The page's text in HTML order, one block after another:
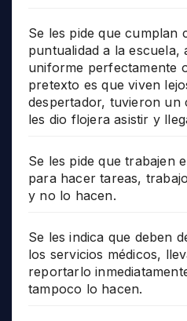
Se les pide que cumplan
puntualidad a la escuela,
uniforme perfectamente
pretexto es que viven
despertador, tuvieron un
les dio flojera asistir y
Se les pide que trabajen
para hacer tareas,
y no lo hacen.
Se les indica que deben
los servicios médicos,
reportarlo
tampoco lo hacen.